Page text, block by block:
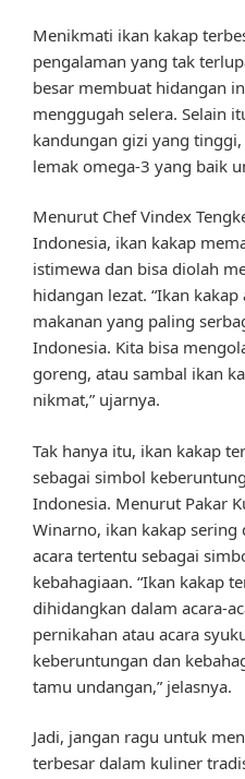
Menikmati ikan kakap
pengalaman yang tak
besar membuat hidangan
menggugah selera. Selain
kandungan gizi yang
lemak omega-3 yang baik
Menurut Chef Vindex
Indonesia, ikan kakap
istimewa dan bisa diolah
hidangan lezat. “Ikan
makanan yang paling
Indonesia. Kita bisa
goreng, atau sambal ikan
nikmat,” ujarnya.
Tak hanya itu, ikan kakap
sebagai simbol
Indonesia. Menurut Pakar
Winarno, ikan kakap
acara tertentu sebagai
kebahagiaan. “Ikan kakap
dihidangkan dalam acara-
pernikahan atau acara
keberuntungan dan
tamu undangan,” jelasnya.
Jadi, jangan ragu untuk
terbesar dalam kuliner